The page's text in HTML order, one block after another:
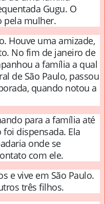
Gugu. O
pela mulher.
Houve uma amizade,
No fim de janeiro de
a família a qual
de São Paulo, passou
quando notou a
para a família até
dispensada. Ela
onde se
com ele.
e vive em São Paulo.
três filhos.